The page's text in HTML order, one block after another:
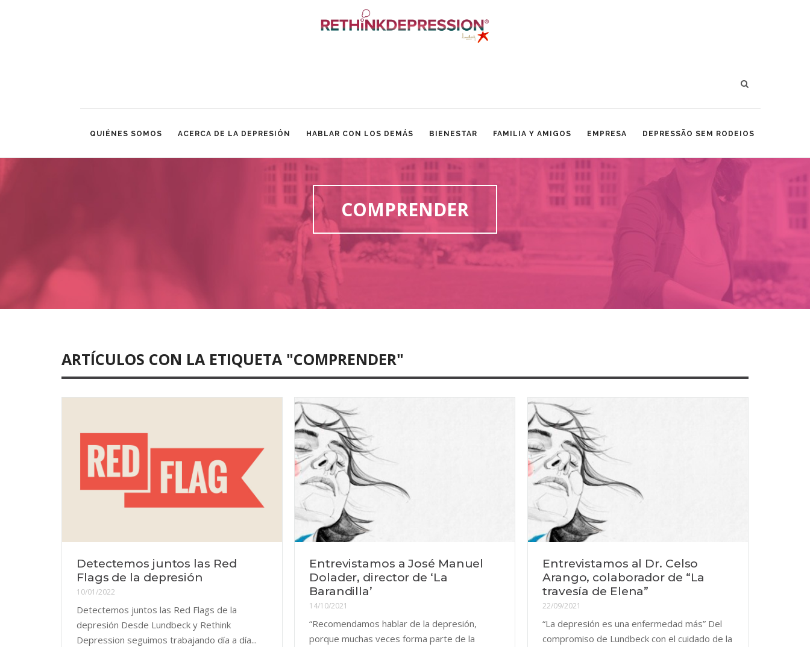
QUIÉNES SOMOS ACERCA DE LA DEPRESIÓN HABLAR CON LOS DEMÁS BIENESTAR FAMILIA Y AMIGOS EMPRESA DEPRESSÃO SEM RODEIOS
COMPRENDER
ARTÍCULOS CON LA ETIQUETA "COMPRENDER"
Detectemos juntos las Red
Flags de la depresión
10/01/2022
Detectemos juntos las Red Flags de la
depresión Desde Lundbeck y Rethink
Depression seguimos trabajando día a día...
Entrevistamos a José Manuel
Dolader, director de ‘La
Barandilla’
14/10/2021
“Recomendamos hablar de la depresión,
porque muchas veces forma parte de la
Entrevistamos al Dr. Celso
Arango, colaborador de “La
travesía de Elena”
22/09/2021
“La depresión es una enfermedad más” Del
compromiso de Lundbeck con el cuidado de la